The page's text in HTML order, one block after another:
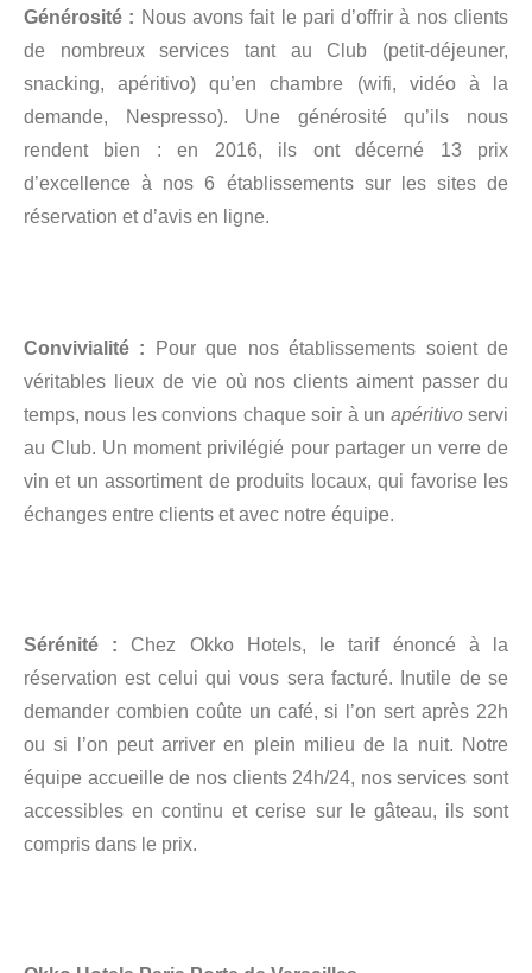
Générosité : Nous avons fait le pari d’offrir à nos clients
de nombreux services tant au Club (petit-déjeuner,
snacking, apéritivo) qu’en chambre (wifi, vidéo à la
demande, Nespresso). Une générosité qu’ils nous
rendent bien : en 2016, ils ont décerné 13 prix
d’excellence à nos 6 établissements sur les sites de
réservation et d’avis en ligne.
Convivialité : Pour que nos établissements soient de
véritables lieux de vie où nos clients aiment passer du
temps, nous les convions chaque soir à un apéritivoservi
au Club. Un moment privilégié pour partager un verre de
vin et un assortiment de produits locaux, qui favorise les
échanges entre clients et avec notre équipe.
Sérénité : Chez Okko Hotels, le tarif énoncé à la
réservation est celui qui vous sera facturé. Inutile de se
demander combien coûte un café, si l’on sert après 22h
ou si l’on peut arriver en plein milieu de la nuit. Notre
équipe accueille de nos clients 24h/24, nos services sont
accessibles en continu et cerise sur le gâteau, ils sont
compris dans le prix.